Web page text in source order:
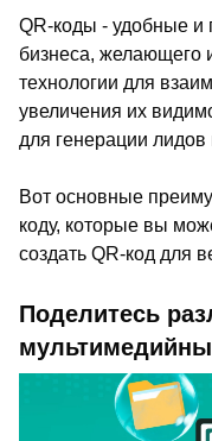
QR-коды - удобные и
бизнеса, желающего
технологии для
увеличения их
для генерации
Вот основные
коду, которые вы
создать QR-код для
Поделитесь